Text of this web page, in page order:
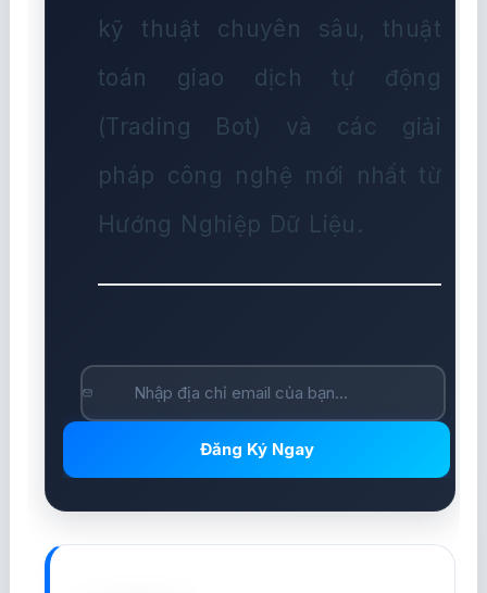
kỹ thuật chuyên sâu, thuật
toán giao dịch tự động
(Trading Bot) và các giải
pháp công nghệ mới nhất từ
Hướng Nghiệp Dữ Liệu.
Đăng Ký Ngay